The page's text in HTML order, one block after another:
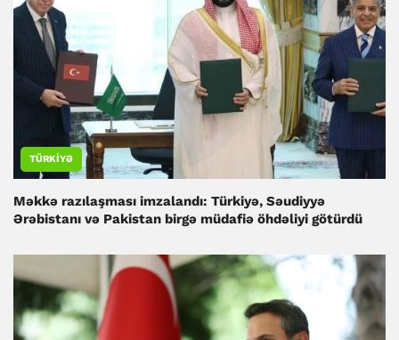
TÜRKIYƏ
Məkkə razılaşması imzalandı: Türkiyə, Səudiyyə
Ərəbistanı və Pakistan birgə müdafiə öhdəliyi götürdü